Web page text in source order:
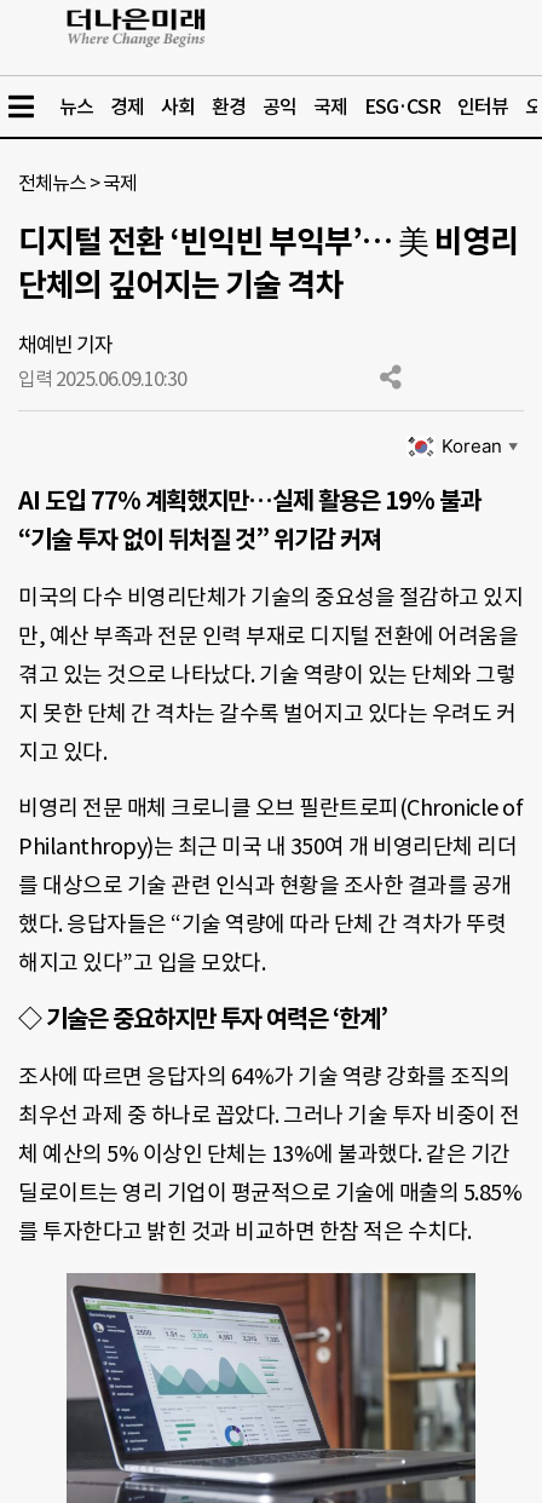
뉴스 경제 사회 환경 공익 국제 ESG·CSR 인터뷰
전체뉴스 >국제
디지털 전환 ‘빈익빈 부익부’… 美 비영리
단체의 깊어지는 기술 격차
채예빈 기자
입력 2025.06.09.10:30
Korean ▼
AI 도입 77% 계획했지만…실제 활용은 19% 불과
“기술 투자 없이 뒤처질 것” 위기감 커져
미국의 다수 비영리단체가 기술의 중요성을 절감하고 있지
만, 예산 부족과 전문 인력 부재로 디지털 전환에 어려움을
겪고 있는 것으로 나타났다. 기술 역량이 있는 단체와 그렇
지 못한 단체 간 격차는 갈수록 벌어지고 있다는 우려도 커
지고 있다.
비영리 전문 매체 크로니클 오브 필란트로피(Chronicle of
Philanthropy)는 최근 미국 내 350여 개 비영리단체 리더
를 대상으로 기술 관련 인식과 현황을 조사한 결과를 공개
했다. 응답자들은 “기술 역량에 따라 단체 간 격차가 뚜렷
해지고 있다”고 입을 모았다.
◇ 기술은 중요하지만 투자 여력은 ‘한계’
조사에 따르면 응답자의 64%가 기술 역량 강화를 조직의
최우선 과제 중 하나로 꼽았다. 그러나 기술 투자 비중이 전
체 예산의 5% 이상인 단체는 13%에 불과했다. 같은 기간
딜로이트는 영리 기업이 평균적으로 기술에 매출의 5.85%
를 투자한다고 밝힌 것과 비교하면 한참 적은 수치다.